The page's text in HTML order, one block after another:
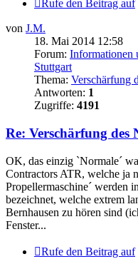
Rufe den Beitrag auf
von J.M.
18. Mai 2014 12:58
Forum: Informationen
Stuttgart
Thema: Verschärfung
Antworten: 1
Zugriffe: 4191
Re: Verschärfung des
OK, das einzig `Normale´
Contractors ATR, welche ja
Propellermaschine´ werden
bezeichnet, welche extrem
Bernhausen zu hören sind
Fenster...
Rufe den Beitrag auf